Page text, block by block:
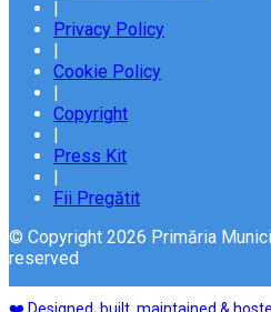
Privacy Policy
Cookie Policy
Copyright
Press Kit
Fii Pregătit
© Copyright 2026 Primăria
reserved